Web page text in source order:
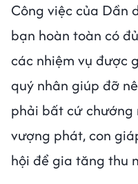
Công việc của Dần
bạn hoàn toàn có
các nhiệm vụ được
quý nhân giúp đỡ
phải bất cứ chướng
vượng phát, con
hội để gia tăng thu